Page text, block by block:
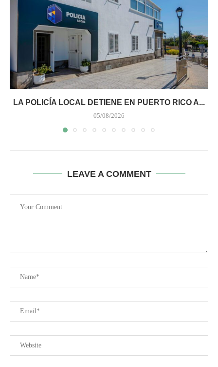
LA POLICÍA LOCAL DETIENE EN PUERTO RICO A...
05/08/2026
LEAVE A COMMENT